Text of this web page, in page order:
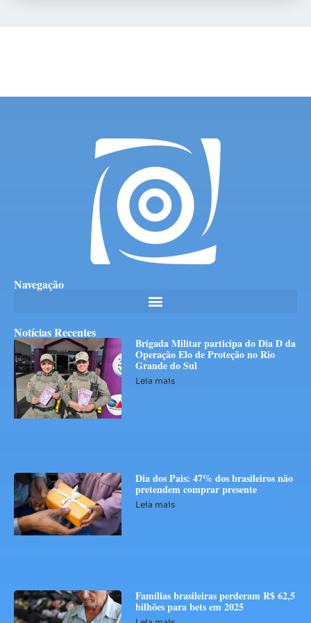
Navegação
Notícias Recentes
Brigada Militar participa do Dia D da
Operação Elo de Proteção no Rio
Grande do Sul
Leia mais
Dia dos Pais: 47% dos brasileiros não
pretendem comprar presente
Leia mais
Famílias brasileiras perderam R$ 62,5
bilhões para bets em 2025